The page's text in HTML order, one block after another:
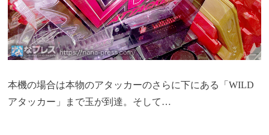
本機の場合は本物のアタッカーのさらに下にある「WILD
アタッカー」まで玉が到達。そして…